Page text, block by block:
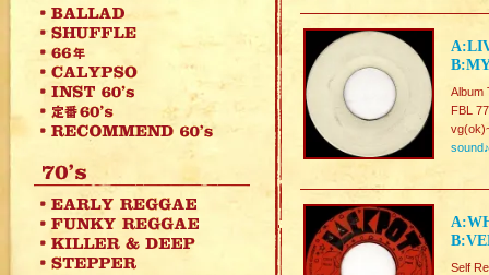
Album
FBL
sound♪
Self